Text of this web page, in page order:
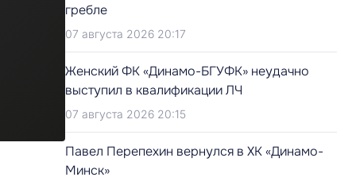
гребле
07 августа 2026 20:17
Женский ФК «Динамо-БГУФК» неудачно
выступил в квалификации ЛЧ
07 августа 2026 20:15
Павел Перепехин вернулся в ХК «Динамо-
Минск»